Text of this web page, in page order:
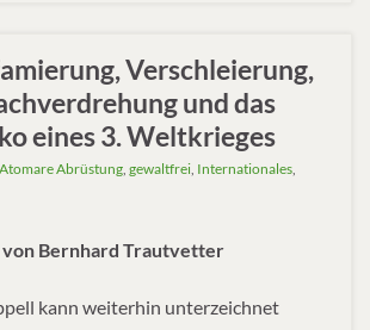
Verschleierung,
und das
eines 3. Weltkrieges
Atomare Abrüstung, gewaltfrei, Internationales,
Bernhard Trautvetter
kann weiterhin unterzeichnet